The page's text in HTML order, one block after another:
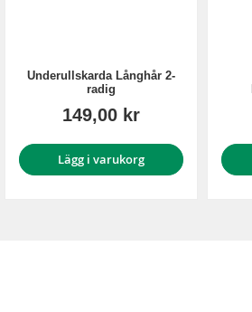
Underullskarda Långhår 2-
radig
149,00 kr
Lägg i varukorg